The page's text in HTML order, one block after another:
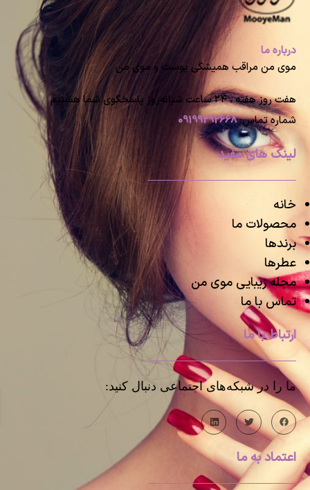
درباره ما
موی من مراقب همیشگی پوست و موی من
هفت روز هفته ، ۲۴ ساعت شبانه‌روز پاسخگوی شما هستیم
شماره تماس:09199292668
لینک های مفید
خانه
محصولات ما
برندها
عطرها
مجله زیبایی موی من
تماس با ما
ارتباط با ما
ما را در شبکه‌های اجتماعی دنبال کنید:
اعتماد به ما